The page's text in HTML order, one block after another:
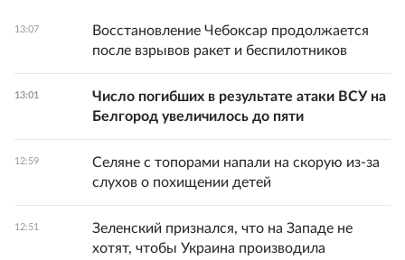
13:07
Восстановление Чебоксар продолжается
после взрывов ракет и беспилотников
13:01
Число погибших в результате атаки ВСУ на
Белгород увеличилось до пяти
12:59
Селяне с топорами напали на скорую из-за
слухов о похищении детей
12:51
Зеленский признался, что на Западе не
хотят, чтобы Украина производила